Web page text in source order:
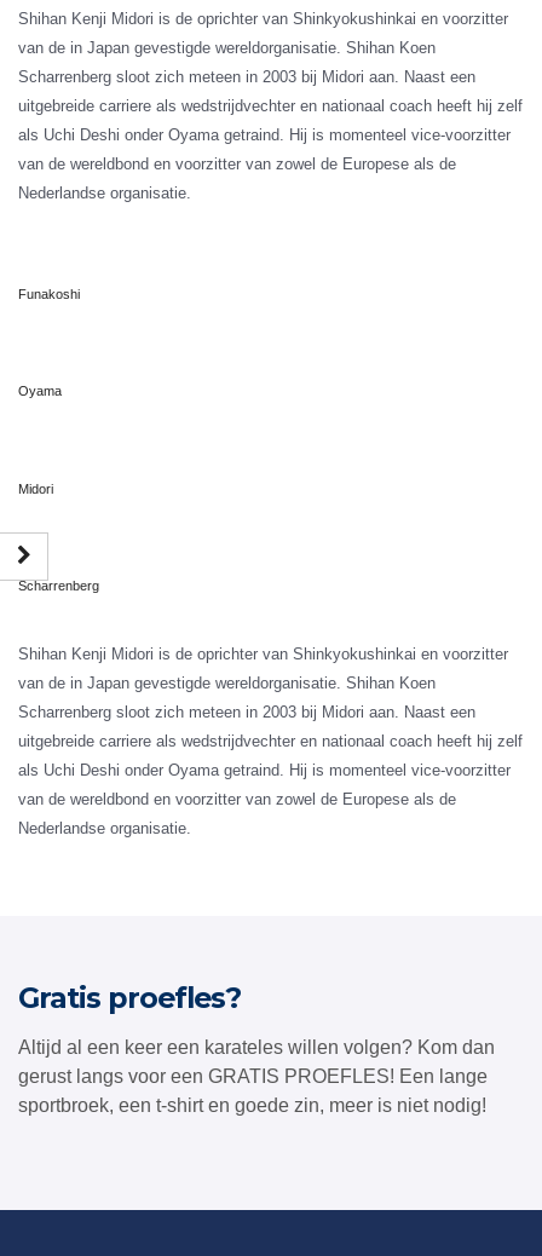
Shihan Kenji Midori is de oprichter van Shinkyokushinkai en voorzitter
van de in Japan gevestigde wereldorganisatie. Shihan Koen
Scharrenberg sloot zich meteen in 2003 bij Midori aan. Naast een
uitgebreide carriere als wedstrijdvechter en nationaal coach heeft hij zelf
als Uchi Deshi onder Oyama getraind. Hij is momenteel vice-voorzitter
van de wereldbond en voorzitter van zowel de Europese als de
Nederlandse organisatie.
Funakoshi
Oyama
Midori
Scharrenberg
Shihan Kenji Midori is de oprichter van Shinkyokushinkai en voorzitter
van de in Japan gevestigde wereldorganisatie. Shihan Koen
Scharrenberg sloot zich meteen in 2003 bij Midori aan. Naast een
uitgebreide carriere als wedstrijdvechter en nationaal coach heeft hij zelf
als Uchi Deshi onder Oyama getraind. Hij is momenteel vice-voorzitter
van de wereldbond en voorzitter van zowel de Europese als de
Nederlandse organisatie.
Gratis proefles?
Altijd al een keer een karateles willen volgen? Kom dan
gerust langs voor een GRATIS PROEFLES! Een lange
sportbroek, een t-shirt en goede zin, meer is niet nodig!